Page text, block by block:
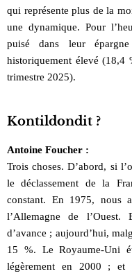
qui représente plus de la
une dynamique. Pour
puisé dans leur
historiquement élevé (18,4
trimestre 2025).
Kontildondit ?
Antoine Foucher :
Trois choses. D’abord, si
le déclassement de la
constant. En 1975, nous
l’Allemagne de
d’avance ; aujourd’hui,
15 %. Le Royaume-Uni
légèrement en 2000 ; et